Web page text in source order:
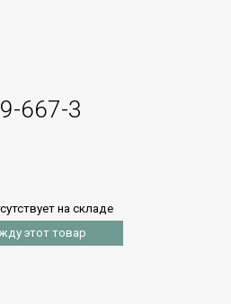
667-3
на складе
этот товар